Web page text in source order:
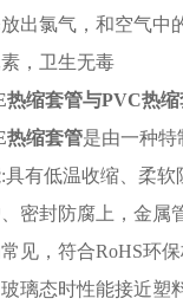
出氯气，和空气中
，卫生无毒
热缩套管与PVC热
热缩套管是由一种特
具有低温收缩、柔
密封防腐上，金属
见，符合RoHS环
璃态时性能接近塑